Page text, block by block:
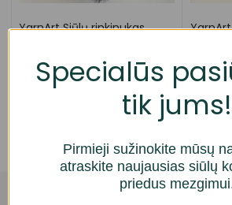
YarnArt Siūlų rinkinukas
Specialūs
tik jums!
Pirmieji sužinokite mūsų
atraskite naujausias siūlų
priedus